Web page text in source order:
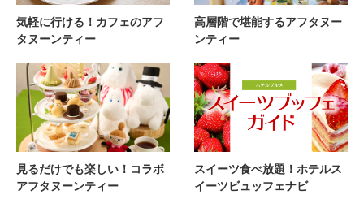
気軽に行ける！カフェのアフ
タヌーンティー
高層階で堪能するアフタヌー
ンティー
見るだけでも楽しい！コラボ
アフタヌーンティー
スイーツ食べ放題！ホテルス
イーツビュッフェナビ